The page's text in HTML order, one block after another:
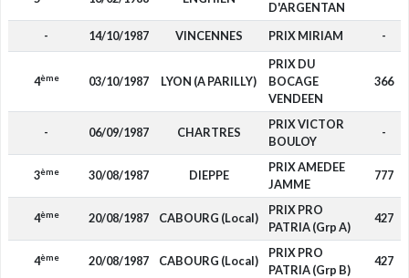
D'ARGENTAN
- 14/10/1987 VINCENNES PRIX MIRIAM -
4ème 03/10/1987 LYON (A PARILLY)
PRIX DU
BOCAGE
VENDEEN
366
- 06/09/1987 CHARTRES
PRIX VICTOR
BOULOY
-
3ème 30/08/1987 DIEPPE
PRIX AMEDEE
JAMME
777
4ème 20/08/1987 CABOURG (Local)
PRIX PRO
PATRIA (Grp A)
427
4ème 20/08/1987 CABOURG (Local)
PRIX PRO
PATRIA (Grp B)
427